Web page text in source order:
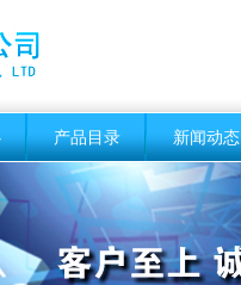
产品目录 新闻动态